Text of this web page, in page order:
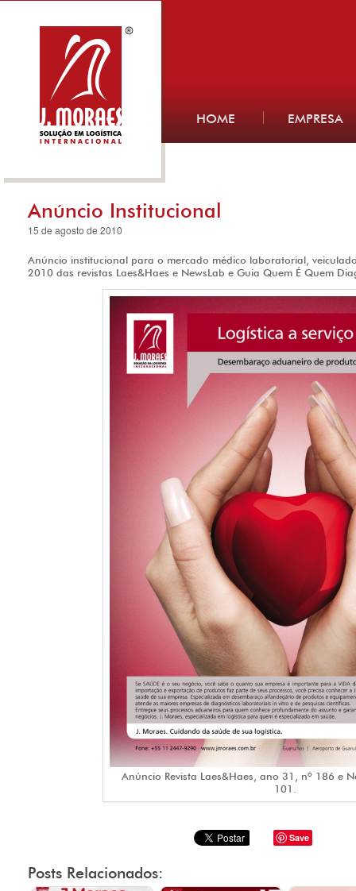
HOME EMPRESA
Anúncio Institucional
15 de agosto de 2010
Anúncio institucional para o mercado médico laboratorial,
2010 das revistas Laes&Haes e NewsLab e Guia Quem É Quem
Anúncio Revista Laes&Haes, ano 31, nº 186 e
101.
Save
Posts Relacionados: